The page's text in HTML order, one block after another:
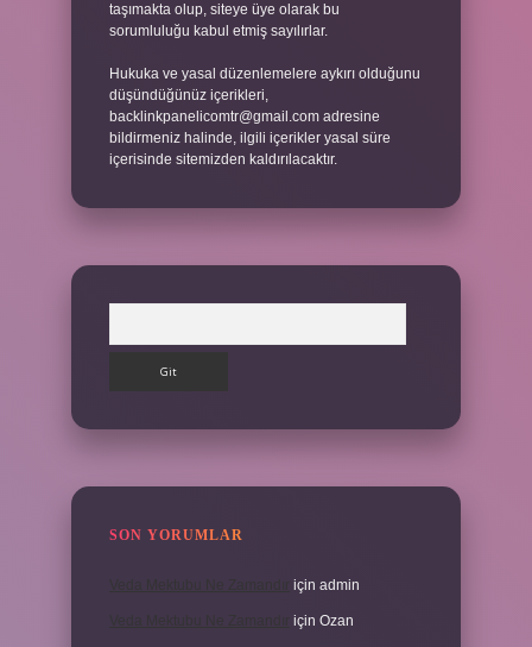
taşımakta olup, siteye üye olarak bu
sorumluluğu kabul etmiş sayılırlar.
Hukuka ve yasal düzenlemelere aykırı olduğunu
düşündüğünüz içerikleri,
backlinkpanelicomtr@gmail.com adresine
bildirmeniz halinde, ilgili içerikler yasal süre
içerisinde sitemizden kaldırılacaktır.
SON YORUMLAR
için admin
için Ozan